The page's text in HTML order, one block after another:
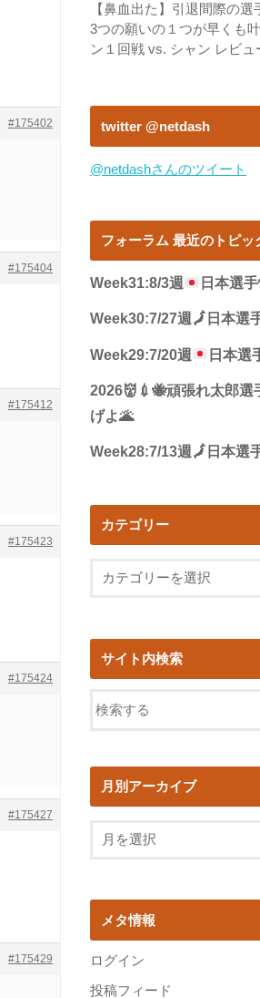
#175402
#175404
#175412
#175423
#175424
#175427
#175429
【鼻血出た】引退間際の選
3つの願いの１つが早くも
ン１回戦 vs. シャン レビュ
twitter @netdash
@netdashさんのツイート
フォーラム 最近のトピッ
Week31:8/3週 日本選
Week30:7/27週🗾 日本選
Week29:7/20週 日本選
2026👹💉🐝頑張れ太郎選
げよ🌋
Week28:7/13週 🗾 日本選
カテゴリー
サイト内検索
月別アーカイブ
メタ情報
ログイン
投稿フィード